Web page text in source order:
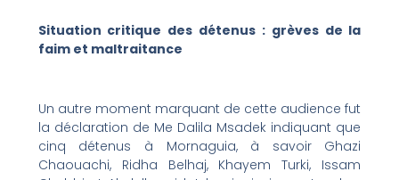
Situation critique des détenus : grèves de la
faim et maltraitance
Un autre moment marquant de cette audience fut
la déclaration de Me Dalila Msadek indiquant que
cinq détenus à Mornaguia, à savoir Ghazi
Chaouachi, Ridha Belhaj, Khayem Turki, Issam